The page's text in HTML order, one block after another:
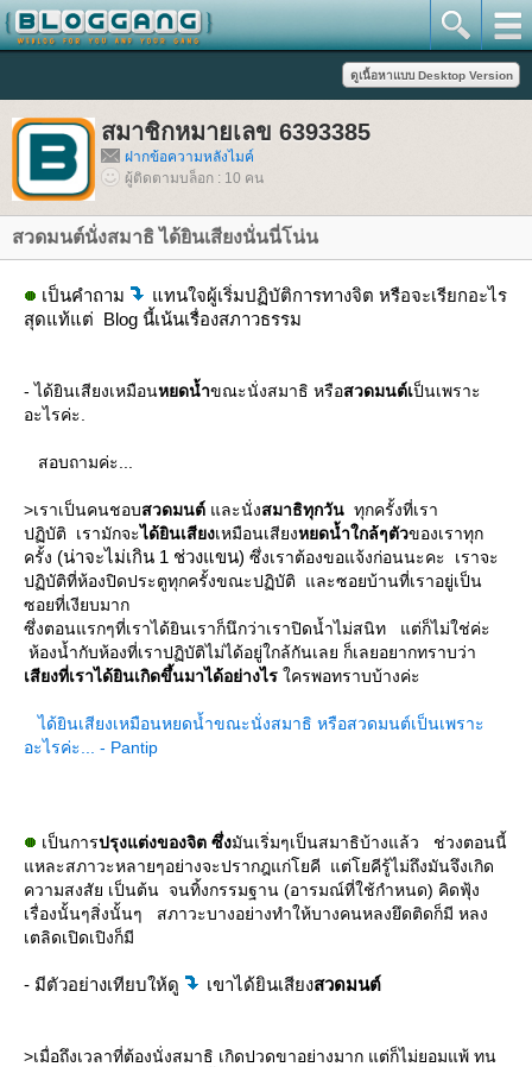
สมาชิกหมายเลข 6393385
ฝากข้อความหลังไมค์
ผู้ติดตามบล็อก : 10 คน
สวดมนต์นั่งสมาธิ ได้ยินเสียงนั่นนี่โน่น
เป็นคำถาม
ทนใจผู้เริ่มปฏิบัติการทางจิต หรือจะเรียกอะไร
สุดแท้แต่ Blog นี้เน้นเรื่องสภาวธรรม
- ได้ยินเสียงเหมือนหยดน้ำขณะนั่งสมาธิ หรือสวดมนต์เป็นเพราะ
อะไรค่ะ.
สอบถามค่ะ...
>เราเป็นคนชอบสวดมนต์ ละนั่งสมาธิทุกวัน ทุกครั้งที่เรา
ปฏิบัติ เรามักจะได้ยินเสียงเหมือนเสียงหยดน้ำใกล้ๆตัวของเราทุก
ครั้ง (น่าจะไม่เกิน 1 ช่วงแขน) ซึ่งเราต้องขอแจ้งก่อนนะคะ เราจะ
ปฏิบัติที่ห้องปิดประตูทุกครั้งขณะปฏิบัติ และซอยบ้านที่เราอยู่เป็น
ซอยที่เงียบมาก
ซึ่งตอนแรกๆที่เราได้ยินเราก็นึกว่าเราปิดน้ำไม่สนิท แต่ก็ไม่ใช่ค่ะ
ห้องน้ำกับห้องที่เราปฏิบัติไม่ได้อยู่ใกล้กันเลย ก็เลยอยากทราบว่า
เสียงที่เราได้ยินเกิดขึ้นมาได้อย่างไร ครพอทราบบ้างค่ะ
ได้ยินเสียงเหมือนหยดน้ำขณะนั่งสมาธิ หรือสวดมนต์เป็นเพราะ
อะไรค่ะ... - Pantip
เป็นการปรุงแต่งของจิต ซึ่งมันเริ่มๆเป็นสมาธิบ้างแล้ว ช่วงตอนนี้
หละสภาวะหลายๆอย่างจะปรากฎแก่โยคี แต่โยคีรู้ไม่ถึงมันจึงเกิด
ความสงสัย เป็นต้น จนทิ้งกรรมฐาน (อารมณ์ที่ใช้กำหนด) คิดฟุ้ง
เรื่องนั้นๆสิ่งนั้นๆ สภาวะบางอย่างทำให้บางคนหลงยึดติดก็มี หลง
เตลิดเปิดเปิงก็มี
- มีตัวอย่างเทียบให้ดู เขาได้ยินเสียงสวดมนต์
>เมื่อถึงเวลาที่ต้องนั่งสมาธิ เกิดปวดขาอย่างมาก แต่ก็ไม่ยอมแพ้ ทน